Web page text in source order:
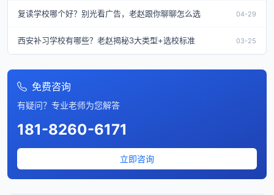
复读学校哪个好？别光看广告，老赵跟你聊聊怎么选 04-29
西安补习学校有哪些？老赵揭秘3大类型+选校标准 03-25
免费咨询
有疑问？专业老师为您解答
181-8260-6171
立即咨询